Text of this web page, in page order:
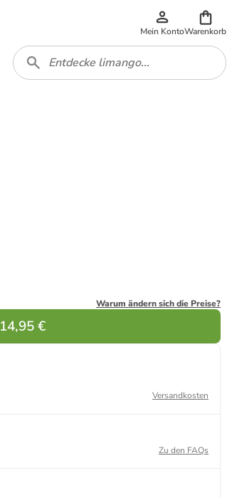
Mein KontoWarenkorb
Warum ändern sich die Preise?
14,95 €
Versandkosten
Zu den FAQs